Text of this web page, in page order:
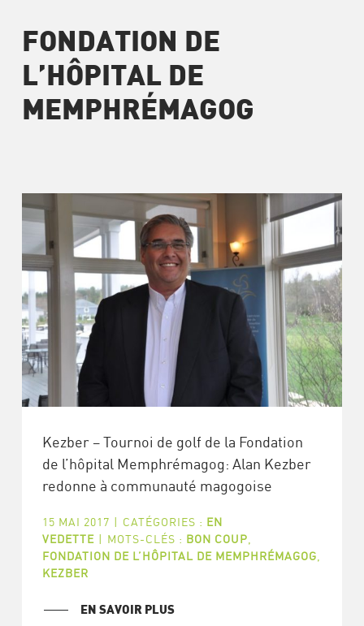
FONDATION DE
L’HÔPITAL DE
MEMPHRÉMAGOG
Kezber – Tournoi de golf de la Fondation
de l’hôpital Memphrémagog: Alan Kezber
redonne à communauté magogoise
15 MAI 2017 | CATÉGORIES : EN
VEDETTE | MOTS-CLÉS : BON COUP
FONDATION DE L’HÔPITAL DE MEMPHRÉMAGOG
KEZBER
EN SAVOIR PLUS